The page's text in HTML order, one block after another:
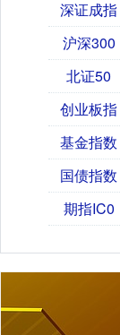
深证成指
沪深300
北证50
创业板指
基金指数
国债指数
期指IC0